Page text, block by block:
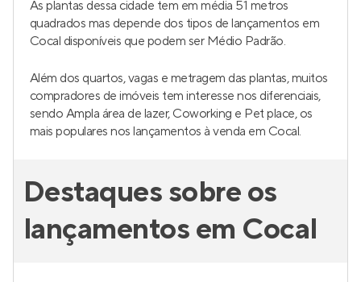
As plantas dessa cidade tem em média 51 metros
quadrados mas depende dos tipos de lançamentos em
Cocal disponíveis que podem ser Médio Padrão.
Além dos quartos, vagas e metragem das plantas, muitos
compradores de imóveis tem interesse nos diferenciais,
sendo Ampla área de lazer, Coworking e Pet place, os
mais populares nos lançamentos à venda em Cocal.
Destaques sobre os
lançamentos em Cocal